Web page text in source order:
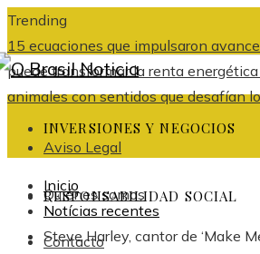
Trending
15 ecuaciones que impulsaron
puede transformar la renta
animales con sentidos que desafían
Aviso Legal
Quiénes somos
Contacto
INVERSIONES Y NEGOCIOS
RESPONSABILIDAD SOCIAL
Inicio
Notícias recentes
Steve Harley, cantor de ‘Make